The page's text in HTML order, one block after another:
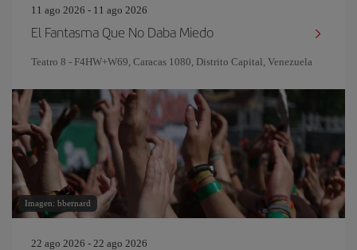
11 ago 2026 - 11 ago 2026
El Fantasma Que No Daba Miedo
Teatro 8 - F4HW+W69, Caracas 1080, Distrito Capital, Venezuela
Imagen: bbernard
22 ago 2026 - 22 ago 2026